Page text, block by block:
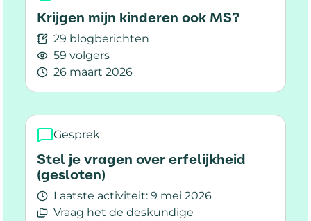
Krijgen mijn kinderen ook MS?
29 blogberichten
59 volgers
26 maart 2026
Lees meer over Krijgen mijn kinderen ook MS?
Gesprek
Stel je vragen over erfelijkheid
(gesloten)
Laatste activiteit: 9 mei 2026
Vraag het de deskundige